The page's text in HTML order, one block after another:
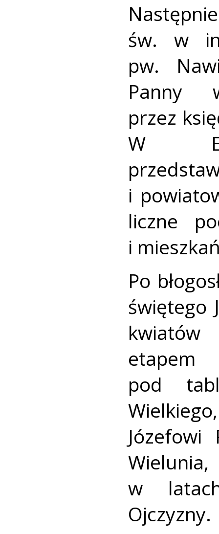
św. w
pw.
Panny
przez
W
i
liczne
i
Po
świętego
kwiatów
pod
Józefowi
w
Ojczyzny.